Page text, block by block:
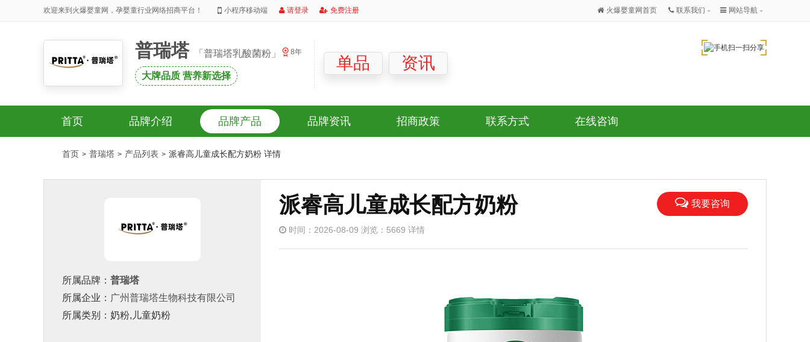
欢迎来到火爆婴童网，孕婴童行业网络招商平台！ 小程序移动端 请登录 免费注册 火爆婴童网首页 联系我们 网站导航
普瑞塔 「普瑞塔乳酸菌粉」 8年
大牌品质 营养新选择
单品 资讯
首页 品牌介绍 品牌产品 品牌资讯 招商政策 联系方式 在线咨询
首页 > 普瑞塔 > 产品列表 > 派睿高儿童成长配方奶粉 详情
所属品牌： 普瑞塔
所属企业： 广州普瑞塔生物科技有限公司
所属类别：奶粉,儿童奶粉
我要咨询
派睿高儿童成长配方奶粉
时间：2026-08-09 浏览：5669 详情